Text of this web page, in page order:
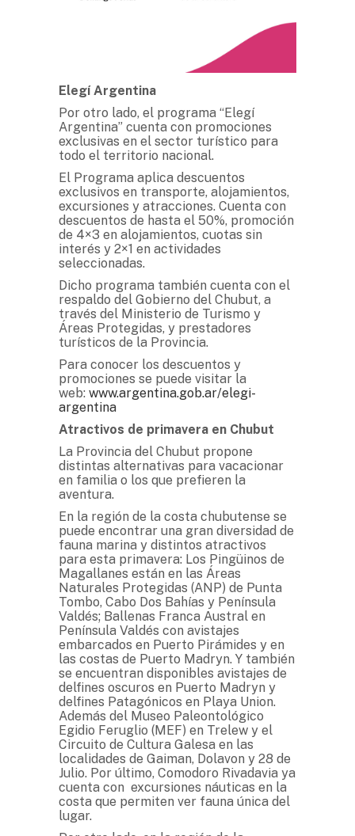
Elegí Argentina
Por otro lado, el programa “Elegí
Argentina” cuenta con promociones
exclusivas en el sector turístico para
todo el territorio nacional.
El Programa aplica descuentos
exclusivos en transporte, alojamientos,
excursiones y atracciones. Cuenta con
descuentos de hasta el 50%, promoción
de 4×3 en alojamientos, cuotas sin
interés y 2×1 en actividades
seleccionadas.
Dicho programa también cuenta con el
respaldo del Gobierno del Chubut, a
través del Ministerio de Turismo y
Áreas Protegidas, y prestadores
turísticos de la Provincia.
Para conocer los descuentos y
promociones se puede visitar la
web: www.argentina.gob.ar/elegi-
argentina
Atractivos de primavera en Chubut
La Provincia del Chubut propone
distintas alternativas para vacacionar
en familia o los que prefieren la
aventura.
En la región de la costa chubutense se
puede encontrar una gran diversidad de
fauna marina y distintos atractivos
para esta primavera: Los Pingüinos de
Magallanes están en las Áreas
Naturales Protegidas (ANP) de Punta
Tombo, Cabo Dos Bahías y Península
Valdés; Ballenas Franca Austral en
Península Valdés con avistajes
embarcados en Puerto Pirámides y en
las costas de Puerto Madryn. Y también
se encuentran disponibles avistajes de
delfines oscuros en Puerto Madryn y
delfines Patagónicos en Playa Union.
Además del Museo Paleontológico
Egidio Feruglio (MEF) en Trelew y el
Circuito de Cultura Galesa en las
localidades de Gaiman, Dolavon y 28 de
Julio. Por último, Comodoro Rivadavia ya
cuenta con excursiones náuticas en la
costa que permiten ver fauna única del
lugar.